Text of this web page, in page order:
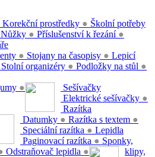
Korekční prostředky ● Školní potřeby
Nůžky ● Příslušenství k řezání ●
● Stojany na časopisy ●
Stolní organizéry ● Podložky na stůl ●
Lepicí
●
Sešívačky
Elektrické sešívačky ●
Razítka
Datumky ● Razítka s textem ●
Speciální razítka ●
Paginovací razítka ●
Lepidla
Odstraňovač lepidla ●
Sponky,
klipy,